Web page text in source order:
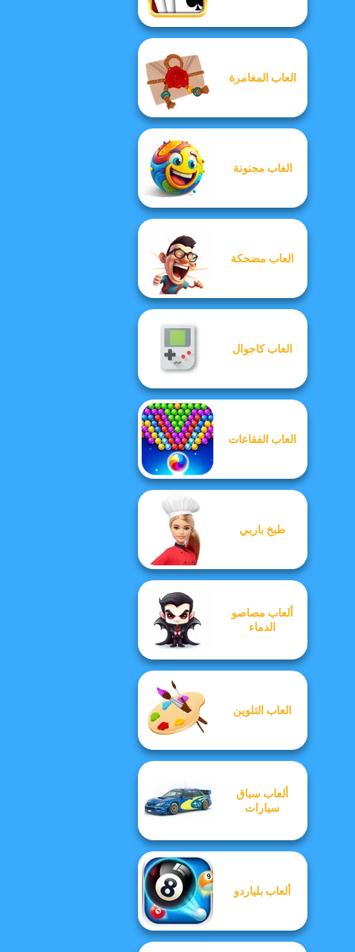
العاب المغامرة
العاب مجنونة
العاب مضحكة
العاب كاجوال
العاب الفقاعات
طبخ باربي
ألعاب مصاصو
الدماء
العاب التلوين
ألعاب سباق
سيارات
ألعاب بلياردو